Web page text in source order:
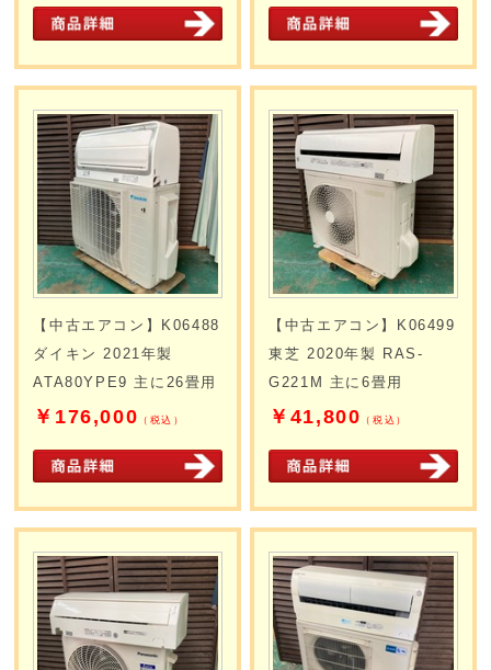
【中古エアコン】K06488
ダイキン 2021年製
ATA80YPE9 主に26畳用
￥176,000 （税込）
【中古エアコン】K06499
東芝 2020年製 RAS-
G221M 主に6畳用
￥41,800 （税込）